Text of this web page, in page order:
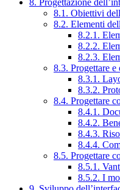
8.1. Obiettivi
8.2. Elementi
8.2.1.
8.2.2.
8.2.3.
8.3. Progettare e
8.3.1.
8.3.2.
8.4. Progettare
8.4.1.
8.4.2.
8.4.3.
8.4.4.
8.5. Progettare
8.5.1.
8.5.2. I